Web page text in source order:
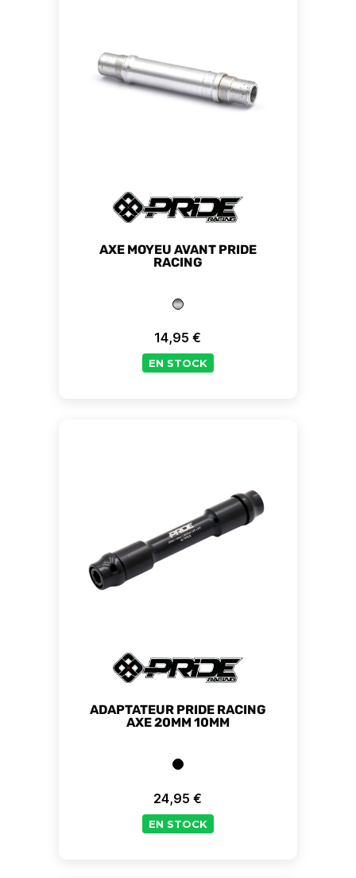
AXE MOYEU AVANT PRIDE
RACING
Prix
14,95 €
EN STOCK
ADAPTATEUR PRIDE RACING
AXE 20MM 10MM
Prix
24,95 €
EN STOCK